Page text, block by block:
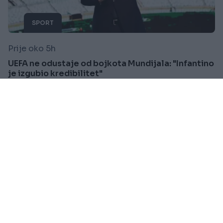
SPORT
Prije oko 5h
UEFA ne odustaje od bojkota Mundijala: "Infantino
je izgubio kredibilitet"